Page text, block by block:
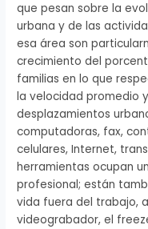
que pesan sobre la
urbana y de las
esa área son
crecimiento del
familias en lo que
la velocidad promedio
desplazamientos
computadoras, fax,
celulares, Internet,
herramientas ocupan
profesional; están
vida fuera del trabajo,
videograbador, el